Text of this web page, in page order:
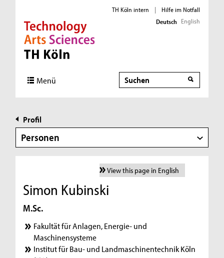
Direkt zur Hauptnavigation
Direkt zur Subnavigation
Direkt zum Inhalt
Direkt zum Fußbereich
TH Köln intern |
Hilfe im Notfall
Deutsch English
Menü Suche
Profil
Personen
View this page in English
Simon Kubinski
M.Sc.
Fakultät für Anlagen, Energie- und
Maschinensysteme
Institut für Bau- und Landmaschinentechnik Köln